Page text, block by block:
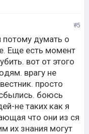
#5
потому думать о
Еще есть момент
вот от этого
врагу не
просто
боюсь
не таких как я
что они из ся
их знания могут